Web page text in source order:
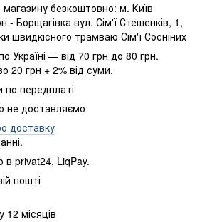
безкоштовно: м. Київ
- Борщагівка вул. Сім'ї Стешенків, 1,
швидкісного трамваю Сім'ї Сосніних
Україні — від 70 грн до 80 грн.
20 грн + 2% від суми.
передплаті
не доставляємо
доставку
.
в privat24, LiqPay.
пошті
12 місяців